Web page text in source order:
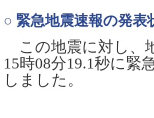
○ 緊急地震速報の発表
この地震に対し、
15時08分19.1秒に緊
しました。